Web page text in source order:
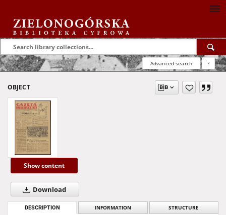
Advanced search ?
OBJECT
Show content
Download
DESCRIPTION INFORMATION STRUCTURE